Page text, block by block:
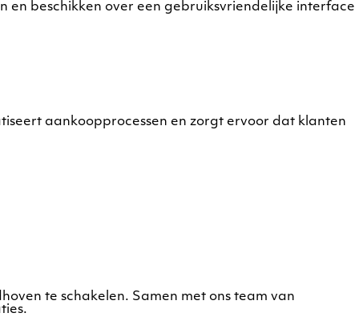
en beschikken over een gebruiksvriendelijke interface
aankoopprocessen en zorgt ervoor dat klanten
te schakelen. Samen met ons team van